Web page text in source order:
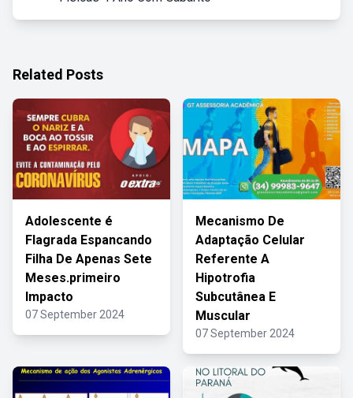
Related Posts
Adolescente é
Flagrada Espancando
Filha De Apenas Sete
Meses.primeiro
Impacto
07 September 2024
Mecanismo De
Adaptação Celular
Referente A
Hipotrofia
Subcutânea E
Muscular
07 September 2024